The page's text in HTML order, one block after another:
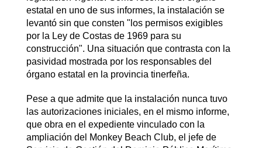
estatal en uno de sus informes, la instalación se
levantó sin que consten "los permisos exigibles
por la Ley de Costas de 1969 para su
construcción". Una situación que contrasta con la
pasividad mostrada por los responsables del
órgano estatal en la provincia tinerfeña.
Pese a que admite que la instalación nunca tuvo
las autorizaciones iniciales, en el mismo informe,
que obra en el expediente vinculado con la
ampliación del Monkey Beach Club, el jefe de